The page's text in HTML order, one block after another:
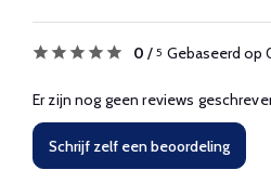
0 / 5 Gebaseerd op
Er zijn nog geen reviews
Schrijf zelf een beoordeling